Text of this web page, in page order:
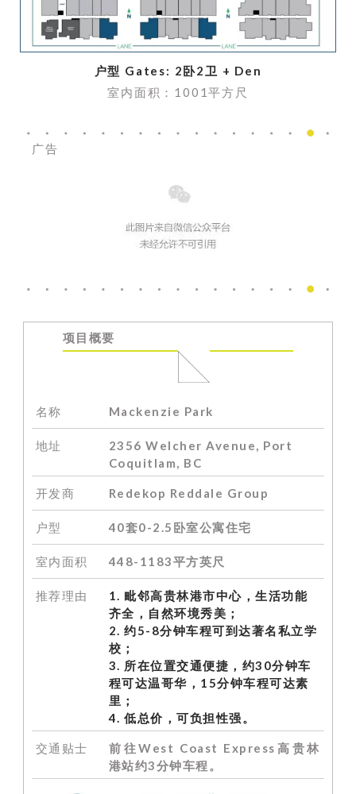
户型 Gates: 2卧2卫 + Den
室内面积：1001平方尺
广告
项目概要
名称 Mackenzie Park
地址
2356 Welcher Avenue, Port
Coquitlam, BC
开发商 Redekop Reddale Group
户型 40套0-2.5卧室公寓住宅
室内面积 448-1183平方英尺
推荐理由
1. 毗邻高贵林港市中心，生活功能
齐全，自然环境秀美；
2. 约5-8分钟车程可到达著名私立学
校 ；
3. 所在位置交通便捷，约30分钟车
程可达温哥华，15分钟车程可达素
里；
4. 低总价，可负担性强。
交通贴士
前往West Coast Express高贵林
港站约3分钟车程。